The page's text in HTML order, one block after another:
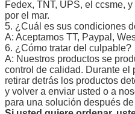
Fedex, TNT, UPS, el ccsme,
por el mar.
5. ¿Cuál es sus condiciones
A: Aceptamos TT, Paypal,
6. ¿Cómo tratar del culpable?
A: Nuestros productos se
control de calidad. Durante el
retirar detrás los productos
y volver a enviar usted o a
para una solución después